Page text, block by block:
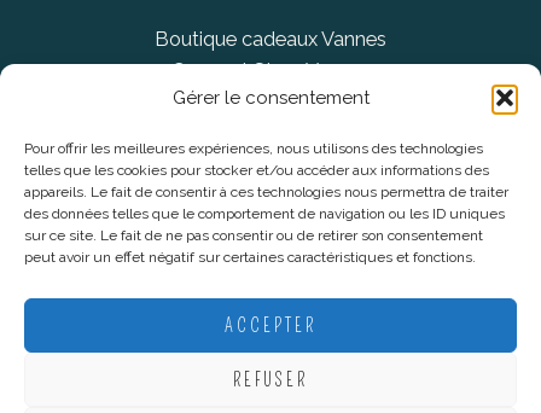
Gérer le consentement
Pour offrir les meilleures expériences, nous utilisons des technologies
telles que les cookies pour stocker et/ou accéder aux informations des
appareils. Le fait de consentir à ces technologies nous permettra de traiter
des données telles que le comportement de navigation ou les ID uniques
sur ce site. Le fait de ne pas consentir ou de retirer son consentement
peut avoir un effet négatif sur certaines caractéristiques et fonctions.
ACCEPTER
REFUSER
Boutique cadeaux Vannes
Concept Store Vannes
Informations légales
CGV
Politique De Confidentialité
Plan du site